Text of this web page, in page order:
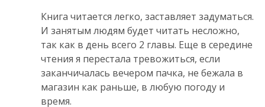
Книга читается легко, заставляет задуматься.
И занятым людям будет читать несложно,
так как в день всего 2 главы. Еще в середине
чтения я перестала тревожиться, если
заканчичалась вечером пачка, не бежала в
магазин как раньше, в любую погоду и
время.